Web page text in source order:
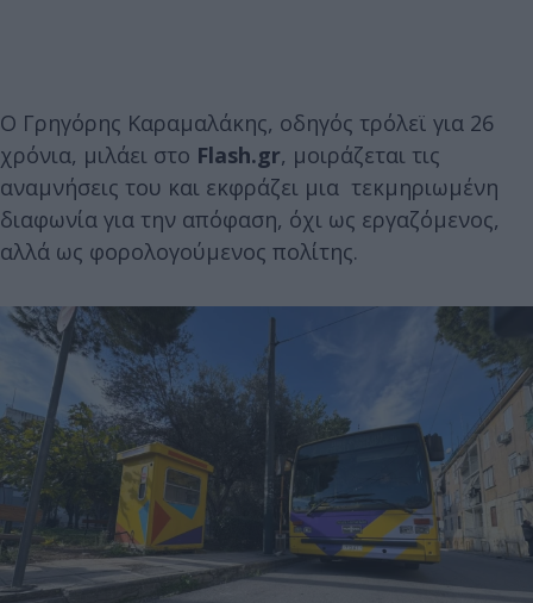
Ο Γρηγόρης Καραμαλάκης, οδηγός τρόλεϊ για 26
χρόνια, μιλάει στο Flash.gr, μοιράζεται τις
αναμνήσεις του και εκφράζει μια τεκμηριωμένη
διαφωνία για την απόφαση, όχι ως εργαζόμενος,
αλλά ως φορολογούμενος πολίτης.